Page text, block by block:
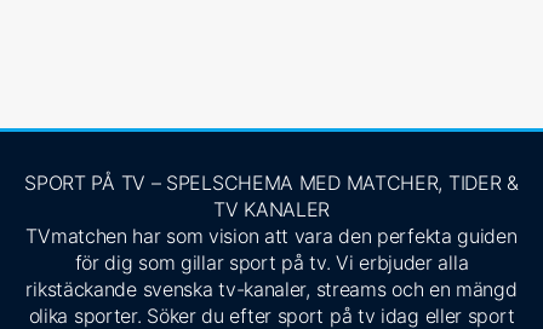
SPORT PÅ TV – SPELSCHEMA MED MATCHER, TIDER &
TV KANALER
TVmatchen har som vision att vara den perfekta guiden
för dig som gillar sport på tv. Vi erbjuder alla
rikstäckande svenska tv-kanaler, streams och en mängd
olika sporter. Söker du efter sport på tv idag eller sport